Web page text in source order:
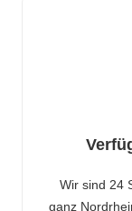
Wir sind 24
ganz